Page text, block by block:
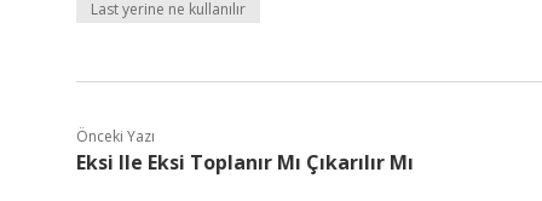
Last yerine ne kullanılır
Önceki Yazı
Eksi Ile Eksi Toplanır Mı Çıkarılır Mı